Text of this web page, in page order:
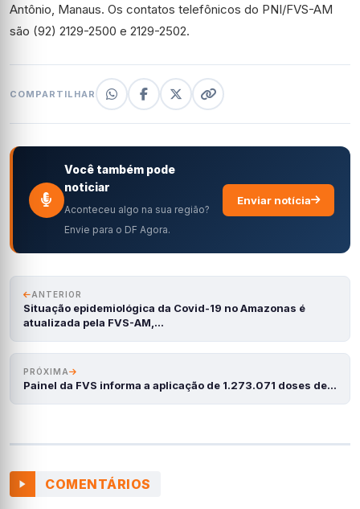
Antônio, Manaus. Os contatos telefônicos do PNI/FVS-AM
são (92) 2129-2500 e 2129-2502.
COMPARTILHAR
Você também pode
noticiar
Aconteceu algo na sua região?
Envie para o DF Agora.
Enviar notícia
ANTERIOR
Situação epidemiológica da Covid-19 no Amazonas é
atualizada pela FVS-AM,…
PRÓXIMA
Painel da FVS informa a aplicação de 1.273.071 doses de…
COMENTÁRIOS